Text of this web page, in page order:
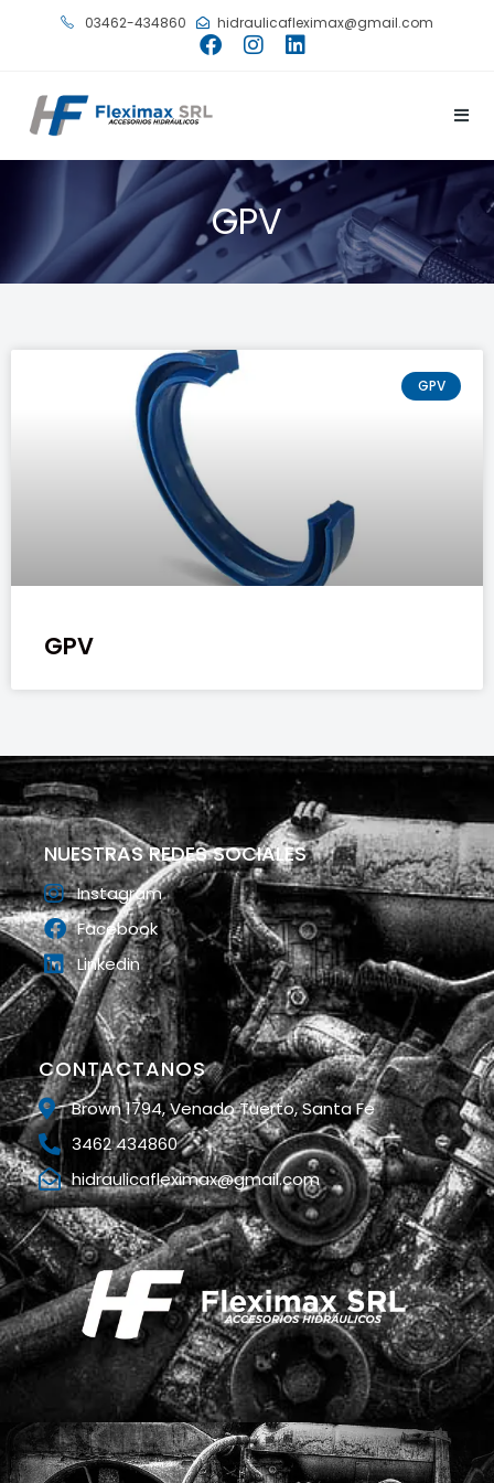
03462-434860 hidraulicafleximax@gmail.com
GPV
GPV
GPV
CONTACTANOS
Brown 1794, Venado Tuerto, Santa Fe
3462 434860
hidraulicafleximax@gmail.com
NUESTRAS REDES SOCIALES
Instagram
Facebook
Linkedin